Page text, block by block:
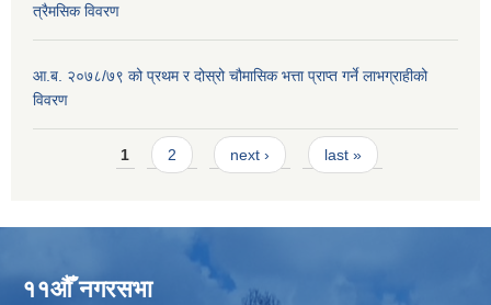
त्रैमसिक विवरण
आ.ब. २०७८/७९ को प्रथम र दोस्रो चौमासिक भत्ता प्राप्त गर्ने लाभग्राहीको
विवरण
Pages1 2 next › last »
११औँ नगरसभा